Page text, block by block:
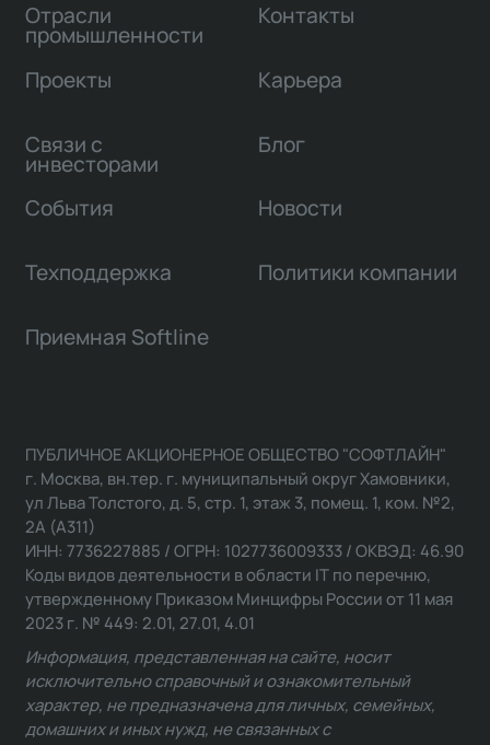
Отрасли
промышленности
Проекты
Связи с
инвесторами
Контакты
Карьера
Блог
События Новости
Техподдержка Политики компании
Приемная Softline
ПУБЛИЧНОЕ АКЦИОНЕРНОЕ ОБЩЕСТВО "СОФТЛАЙН"
г. Москва, вн.тер. г. муниципальный округ Хамовники,
ул Льва Толстого, д. 5, стр. 1, этаж 3, помещ. 1, ком. №2,
2А (А311)
ИНН: 7736227885 / ОГРН: 1027736009333 / ОКВЭД: 46.90
Коды видов деятельности в области IT по перечню,
утвержденному Приказом Минцифры России от 11 мая
2023 г. № 449: 2.01, 27.01, 4.01
Информация, представленная на сайте, носит
исключительно справочный и ознакомительный
характер, не предназначена для личных, семейных,
домашних и иных нужд, не связанных с